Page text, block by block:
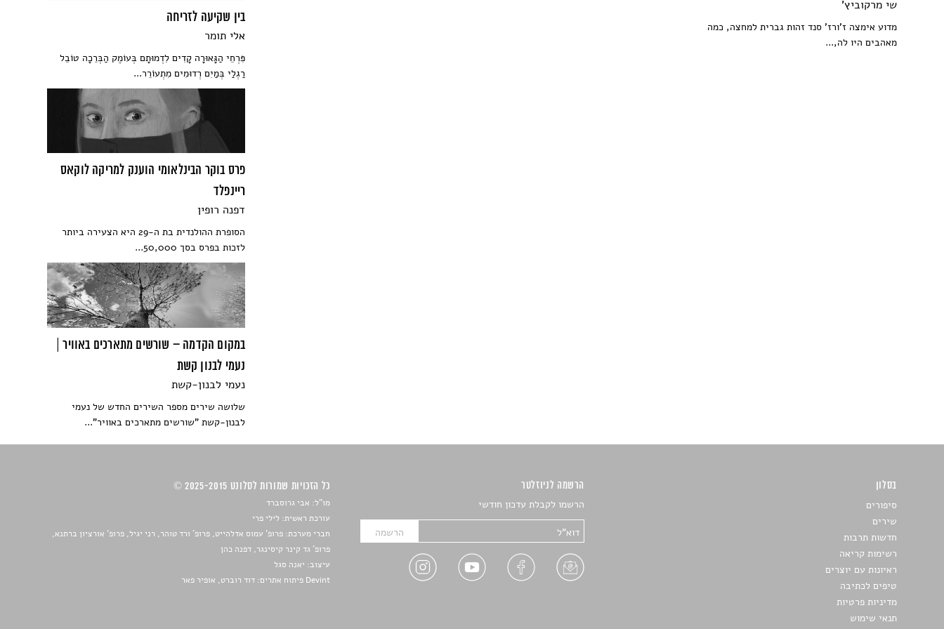
בין שקיעה לזריחה
אלי תומר
פִּרְחֵי הַ­גָּאוּרָה קָדִים לִדְמוּתָם בְּעוֹמֶק הַבְּרֵכָה טוֹבֵל
רַגְלַי בְּמַיִם רְדוּמִים מִתְעוֹרֵר...
פרס בוקר הבינלאומי הוענק למריקה לוקאס
ריינפלד
דפנה רופין
הסופרת ההולנדית בת ה-29 היא הצעירה ביותר
לזכות בפרס בסך 50,000...
במקום הקדמה – שורשים מתארכים באוויר |
נעמי לבנון קשת
נעמי לבנון-קשת
שלושה שירים מספר השירים החדש של נעמי
לבנון-קשת "שורשים מתארכים באוויר"...
שי מרקוביץ'
מדוע אימצה ז'ורז' סנד זהות גברית למחצה, כמה
מאהבים היו לה,...
בסלון
סיפורים
שירים
חדשות תרבות
רשימות קריאה
ראיונות עם יוצרים
טיפים לכתיבה
מדיניות פרטיות
תנאי שימוש
הרשמה לניוזלטר
הרשמו לקבלת עדכון חודשי
כל הזכויות שמורות לסלונט 2025-2015 ©
מו"ל: אבי גרוסברד
עורכת ראשית: לילי פרי
חברי מערכת: פרופ' עמוס אדלהייט, פרופ' ורד טוהר, רני יגיל, פרופ' אורציון ברתנא,
פרופ' גד קינר קיסינגר, דפנה כהן
עיצוב: יאנה סגל
Devint פיתוח אתרים: דוד רוברט, אופיר פאר